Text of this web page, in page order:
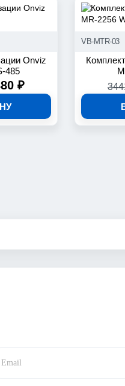
Onviz
485
₽
VB-MTR-03